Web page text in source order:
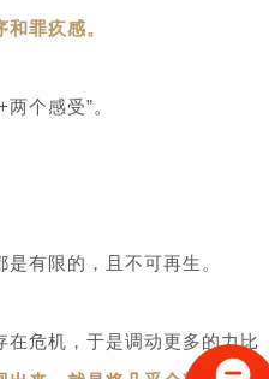
罪疚感。
个感受”。
有限的，且不可再生。
危机，于是调动更多的力比